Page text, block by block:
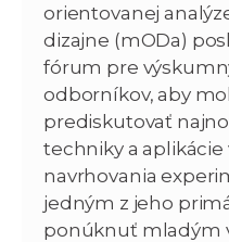
orientovanej
dizajne (mODa)
fórum pre
odborníkov, aby
prediskutovať
techniky a
navrhovania
jedným z jeho
ponúknuť mladým